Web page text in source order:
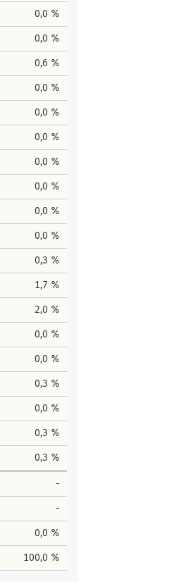
0,0 %
0,0 %
0,6 %
0,0 %
0,0 %
0,0 %
0,0 %
0,0 %
0,0 %
0,0 %
0,3 %
1,7 %
2,0 %
0,0 %
0,0 %
0,3 %
0,0 %
0,3 %
0,3 %
-
-
0,0 %
100,0 %